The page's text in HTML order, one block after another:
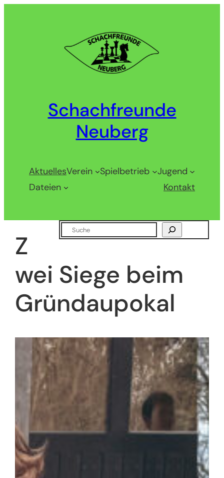
Schachfreunde
Neuberg
AktuellesVerein Spielbetrieb
Jugend
Dateien
Kontakt
Suchen
Z
wei Siege beim
Gründaupokal